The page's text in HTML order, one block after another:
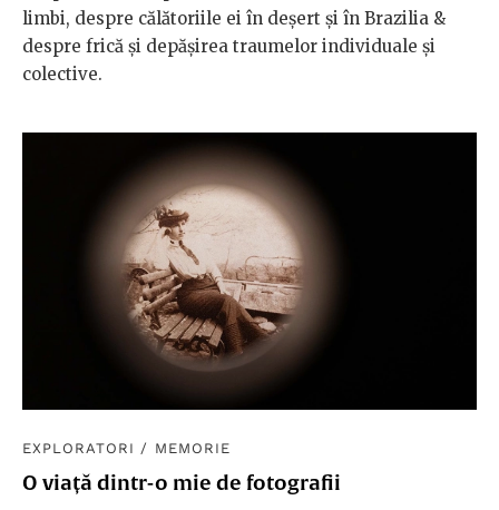
limbi, despre călătoriile ei în deșert și în Brazilia &
despre frică și depășirea traumelor individuale și
colective.
EXPLORATORI / MEMORIE
O viață dintr-o mie de fotografii